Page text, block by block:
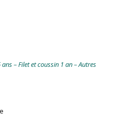
– Filet et coussin 1 an – Autres